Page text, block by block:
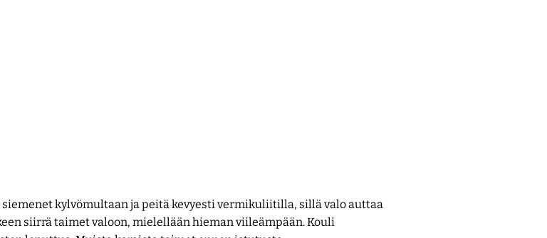
kylvömultaan ja peitä kevyesti vermikuliitilla, sillä valo auttaa
siirrä taimet valoon, mielellään hieman viileämpään. Kouli